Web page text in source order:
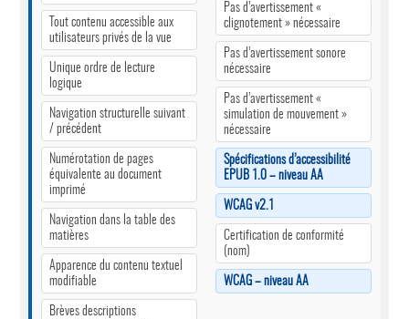
Tout contenu accessible aux
utilisateurs privés de la vue
Unique ordre de lecture
logique
Navigation structurelle suivant
/ précédent
Numérotation de pages
équivalente au document
imprimé
Navigation dans la table des
matières
Apparence du contenu textuel
modifiable
Brèves descriptions
Pas d’avertissement «
clignotement » nécessaire
Pas d’avertissement sonore
nécessaire
Pas d’avertissement «
simulation de mouvement »
nécessaire
Spécifications d’accessibilité
EPUB 1.0 – niveau AA
WCAG v2.1
Certification de conformité
(nom)
WCAG – niveau AA